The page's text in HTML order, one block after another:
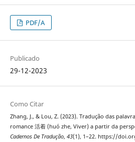
PDF/A
Publicado
29-12-2023
Como Citar
Zhang, J., & Lou, Z. (2023). Tradução das
romance 活着 (huó zhe, Viver) a partir da
Cadernos De Tradução, 43(1), 1–22. https://